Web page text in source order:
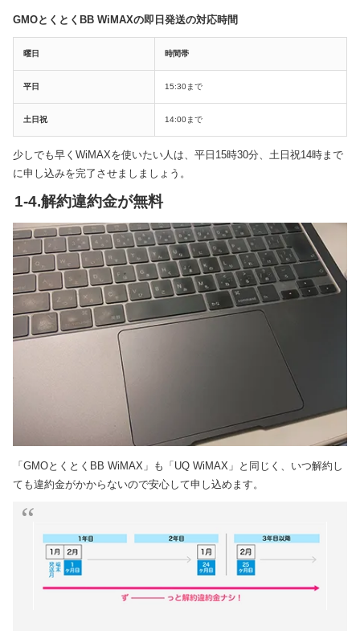
GMOとくとくBB WiMAXの即日発送の対応時間
曜日 時間帯
平日 15:30まで
土日祝 14:00まで
少しでも早くWiMAXを使いたい人は、平日15時30分、土日祝14時まで
に申し込みを完了させましましょう。
1-4.解約違約金が無料
「GMOとくとくBB WiMAX」も「UQ WiMAX」と同じく、いつ解約し
ても違約金がかからないので安心して申し込めます。